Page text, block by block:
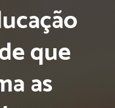
que
as